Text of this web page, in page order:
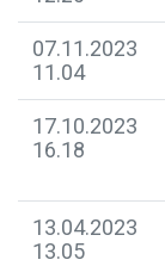
07.11.2023
11.04
17.10.2023
16.18
13.04.2023
13.05